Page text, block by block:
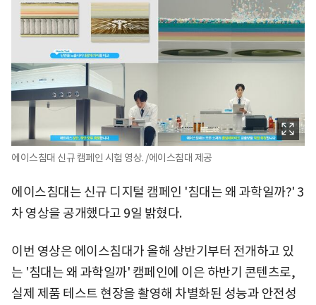
에이스침대 신규 캠페인 시험 영상. /에이스침대 제공
에이스침대는 신규 디지털 캠페인 '침대는 왜 과학일까?' 3
차 영상을 공개했다고 9일 밝혔다.
이번 영상은 에이스침대가 올해 상반기부터 전개하고 있
는 '침대는 왜 과학일까' 캠페인에 이은 하반기 콘텐츠로,
실제 제품 테스트 현장을 촬영해 차별화된 성능과 안전성